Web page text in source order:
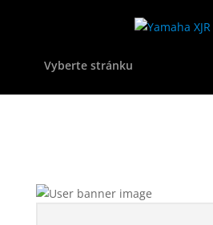
Vyberte stránku